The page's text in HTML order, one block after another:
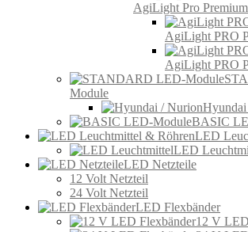
AgiLight Pro
AgiLight PRO
AgiLight PRO
Module
BASIC
LED
LED
LED Netzteile
12 Volt Netzteil
24 Volt Netzteil
LED Flexbänder
12 V